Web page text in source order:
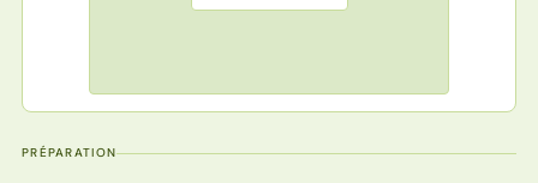
PRÉPARATION